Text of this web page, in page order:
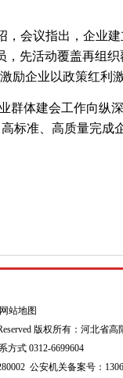
会议指出，企业
先活动覆盖再组
励企业以政策红利
群体建会工作向纵
标准、高质量完成
网站地图
版权所有：河北省高
方式 0312-6699604
公安机关备案号：